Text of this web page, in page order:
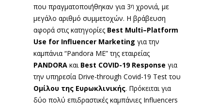
που πραγματοποιήθηκαν για 3η χρονιά, με
μεγάλο αριθμό συμμετοχών. Η βράβευση
αφορά στις κατηγορίες Best Multi–Platform
Use for Influencer Marketing για την
καμπάνια “Pandora MΕ” της εταιρείας
PANDORA και Best COVID-19 Response για
την υπηρεσία Drive-through Covid-19 Test του
Ομίλου της Ευρωκλινικής. Πρόκειται για
δύο πολύ επιδραστικές καμπάνιες Influencers